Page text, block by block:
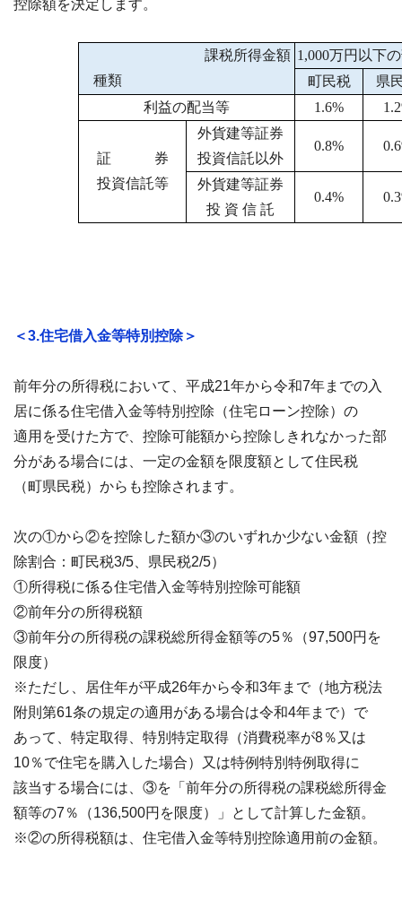
控除額を決定します。
課税所得金額 1,000万円以下
種類
町民税
県
利益の配当等
1.6%
証 券
投資信託等
外貨建等証券
投資信託以外
0.8%
外貨建等証券
投 資 信 託
0.4%
＜3.住宅借入金等特別控除＞
前年分の所得税において、平成21年から令和7年までの入
居に係る住宅借入金等特別控除（住宅ローン控除）の
適用を受けた方で、控除可能額から控除しきれなかった部
分がある場合には、一定の金額を限度額として住民税
（町県民税）からも控除されます。
次の①から②を控除した額か③のいずれか少ない金額（控
除割合：町民税3/5、県民税2/5）
①所得税に係る住宅借入金等特別控除可能額
②前年分の所得税額
③前年分の所得税の課税総所得金額等の5％（97,500円を
限度）
※ただし、居住年が平成26年から令和3年まで（地方税法
附則第61条の規定の適用がある場合は令和4年まで）で
あって、特定取得、特別特定取得（消費税率が8％又は
10％で住宅を購入した場合）又は特例特別特例取得に
該当する場合には、③を「前年分の所得税の課税総所得金
額等の7％（136,500円を限度）」として計算した金額。
※②の所得税額は、住宅借入金等特別控除適用前の金額。